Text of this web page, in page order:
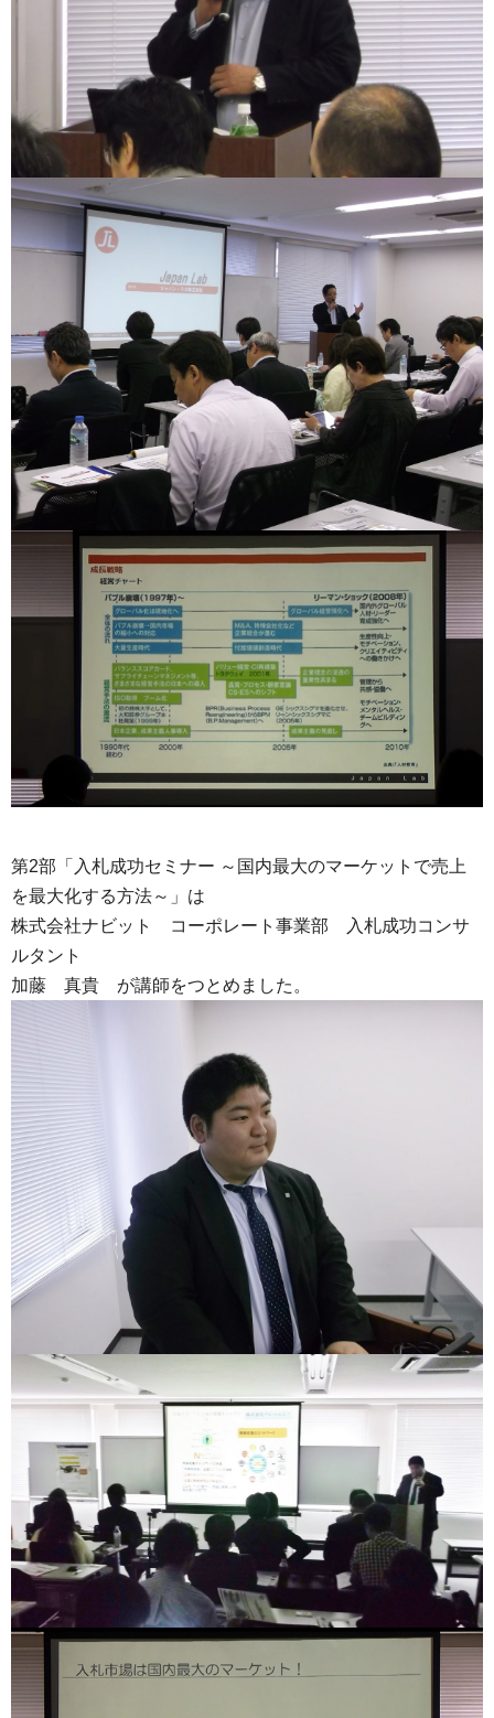
第2部「入札成功セミナー ～国内最大のマーケットで売上
を最大化する方法～」は
株式会社ナビット コーポレート事業部 入札成功コンサ
ルタント
加藤 真貴 が講師をつとめました。